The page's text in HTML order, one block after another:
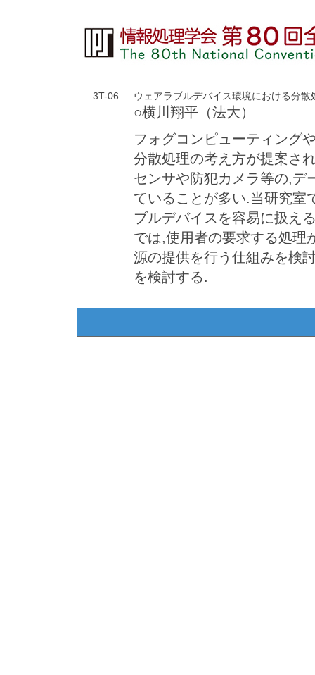
3T-06 ウェアラブルデバイス環境における分散
○横川翔平（法大）
フォグコンピューティング
分散処理の考え方が提案さ
センサや防犯カメラ等の,デ
ていることが多い.当研究室
ブルデバイスを容易に扱え
では,使用者の要求する処理
源の提供を行う仕組みを検
を検討する.